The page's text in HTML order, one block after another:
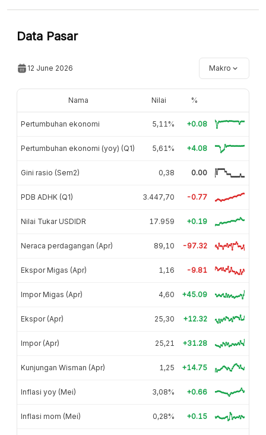
Data Pasar
12 June 2026 Makro
Nama Nilai %
Pertumbuhan ekonomi 5,11% +0.08
Pertumbuhan ekonomi (yoy) (Q1) 5,61% +4.08
Gini rasio (Sem2) 0,38 0.00
PDB ADHK (Q1) 3.447,70 -0.77
Nilai Tukar USDIDR 17.959 +0.19
Neraca perdagangan (Apr) 89,10 -97.32
Ekspor Migas (Apr) 1,16 -9.81
Impor Migas (Apr) 4,60 +45.09
Ekspor (Apr) 25,30 +12.32
Impor (Apr) 25,21 +31.28
Kunjungan Wisman (Apr) 1,25 +14.75
Inflasi yoy (Mei) 3,08% +0.66
Inflasi mom (Mei) 0,28% +0.15